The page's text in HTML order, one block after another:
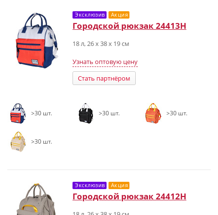
Эксклюзив Акция
Городской рюкзак 24413Н
18 л, 26 х 38 х 19 см
Узнать оптовую цену
Стать партнёром
>30 шт. >30 шт. >30 шт.
>30 шт.
Эксклюзив Акция
Городской рюкзак 24412Н